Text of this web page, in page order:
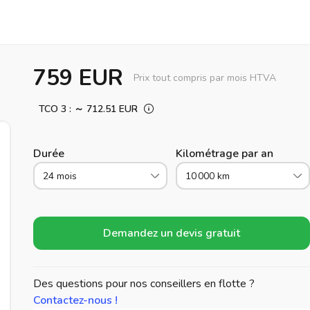
759 EUR Prix tout compris par mois HTVA
TCO 3 : ～ 712.51 EUR
Durée
24 mois
Kilométrage par an
10 000 km
Demandez un devis gratuit
Des questions pour nos conseillers en flotte ?
Contactez-nous !